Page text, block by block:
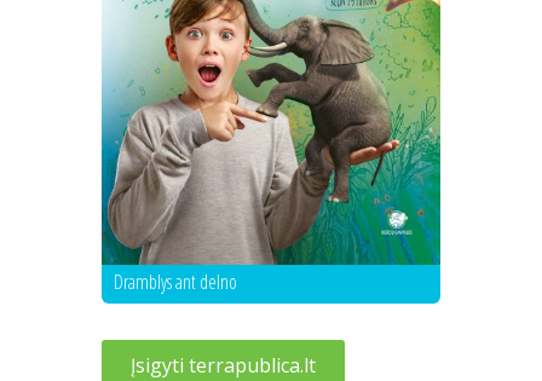
Dramblys ant delno
Įsigyti terrapublica.lt